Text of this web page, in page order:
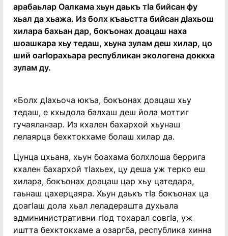
арабаьлар Оалкама хьун даькъ тӀа бийсан фу
хьал да хьажа. Из болх къаьстта бийсан дӀахьош
хилара бахьан дар, бокъонах доацаш наха
шоашкара хьу тедаш, хьуна зулам деш хилар, цо
ший оагӀорахьара республикан экологена доккха
зулам ду.
«Болх дӀахьоча юкъа, бокъонах доацаш хьу
тедаш, е кхыдола балхаш деш йола моттиг
гучаяланзар. Из кхален бахархой хьунаш
лелаярца бехктокхаме болаш хилар да.
Цунца цхьана, хьун боахама болхлоша беррига
кхален бахархой тӀахьех, цу деша уж терко еш
хилара, бокъонах доацаш цар хьу цатедара,
гаьнаш цахерцаяра. Хьун даькъ тӀа бокъонах ца
доагӀаш дола хьал леладерашта духьала
админинистративни гӀод тохарал совгӀа, уж
иштта бехктокхаме а озаргба, республика хинна